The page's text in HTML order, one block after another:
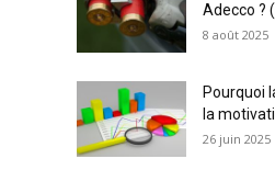
Adecco ?
8 août 2025
Pourquoi
la
26 juin 2025